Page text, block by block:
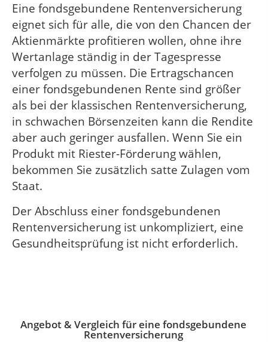
Eine fondsgebundene Rentenversicherung
eignet sich für alle, die von den Chancen der
Aktienmärkte profitieren wollen, ohne ihre
Wertanlage ständig in der Tagespresse
verfolgen zu müssen. Die Ertragschancen
einer fondsgebundenen Rente sind größer
als bei der klassischen Rentenversicherung,
in schwachen Börsenzeiten kann die Rendite
aber auch geringer ausfallen. Wenn Sie ein
Produkt mit Riester-Förderung wählen,
bekommen Sie zusätzlich satte Zulagen vom
Staat.
Der Abschluss einer fondsgebundenen
Rentenversicherung ist unkompliziert, eine
Gesundheitsprüfung ist nicht erforderlich.
Angebot & Vergleich für eine fondsgebundene
Rentenversicherung